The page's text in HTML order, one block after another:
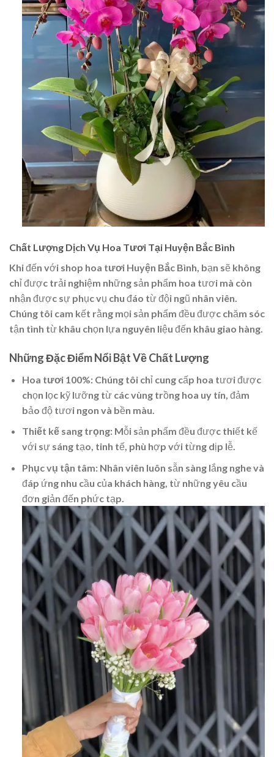
Chất Lượng Dịch Vụ Hoa Tươi Tại Huyện Bắc Bình
Khi đến với shop hoa tươi Huyện Bắc Bình, bạn sẽ không
chỉ được trải nghiệm những sản phẩm hoa tươi mà còn
nhận được sự phục vụ chu đáo từ đội ngũ nhân viên.
Chúng tôi cam kết rằng mọi sản phẩm đều được chăm sóc
tận tình từ khâu chọn lựa nguyên liệu đến khâu giao hàng.
Những Đặc Điểm Nổi Bật Về Chất Lượng
Hoa tươi 100%: Chúng tôi chỉ cung cấp hoa tươi được
chọn lọc kỹ lưỡng từ các vùng trồng hoa uy tín, đảm
bảo độ tươi ngon và bền màu.
Thiết kế sang trọng: Mỗi sản phẩm đều được thiết kế
với sự sáng tạo, tinh tế, phù hợp với từng dịp lễ.
Phục vụ tận tâm: Nhân viên luôn sẵn sàng lắng nghe và
đáp ứng nhu cầu của khách hàng, từ những yêu cầu
đơn giản đến phức tạp.